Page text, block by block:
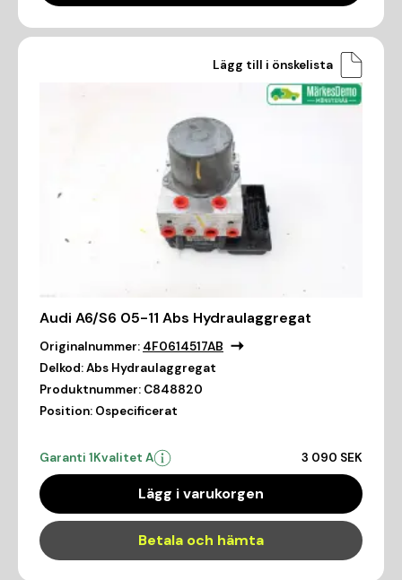
Lägg till i önskelista
Audi A6/S6 05-11 Abs Hydraulaggregat
Originalnummer: 4F0614517AB
Delkod:Abs Hydraulaggregat
Produktnummer: C848820
Position: Ospecificerat
Garanti 1Kvalitet A 3 090 SEK
Lägg i varukorgen
Betala och hämta